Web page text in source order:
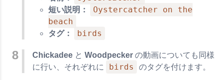
短い説明：
Oystercatcher on the
beach
タグ： birds
Chickadee と Woodpecker の動画についても同様
に行い、それぞれに
birds のタグを付けます。